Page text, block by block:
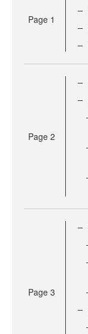
Page 1
Page 2
Page 3